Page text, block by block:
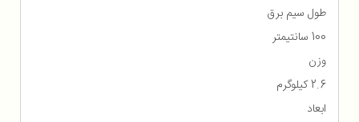
طول سیم برق
100 سانتیمتر
وزن
2.6 کیلوگرم
ابعاد